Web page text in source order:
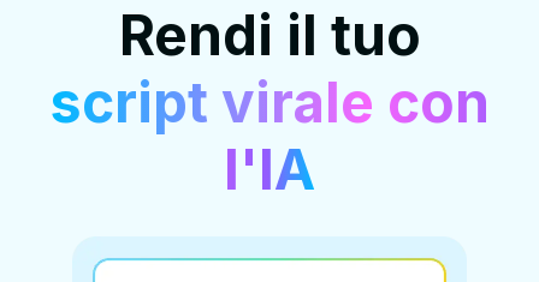
Rendi il tuo
script virale con
l'IA